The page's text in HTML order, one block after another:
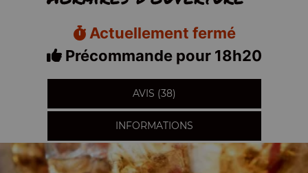
Actuellement fermé
Précommande pour 18h20
AVIS (38)
INFORMATIONS